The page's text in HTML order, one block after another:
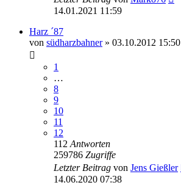
14.01.2021 11:59
Harz ´87
von südharzbahner» 03.10.2012 15:50
1
…
8
9
10
11
12
112 Antworten
259786 Zugriffe
Letzter Beitrag von Jens Gießler
14.06.2020 07:38